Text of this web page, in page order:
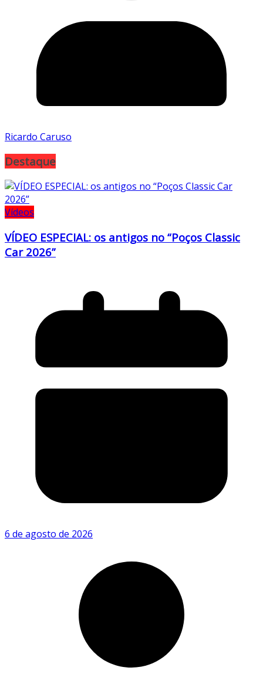
Ricardo Caruso
Destaque
Vídeos
VÍDEO ESPECIAL: os antigos no “Poços Classic
Car 2026”
6 de agosto de 2026